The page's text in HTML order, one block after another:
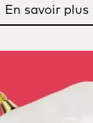
En savoir plus